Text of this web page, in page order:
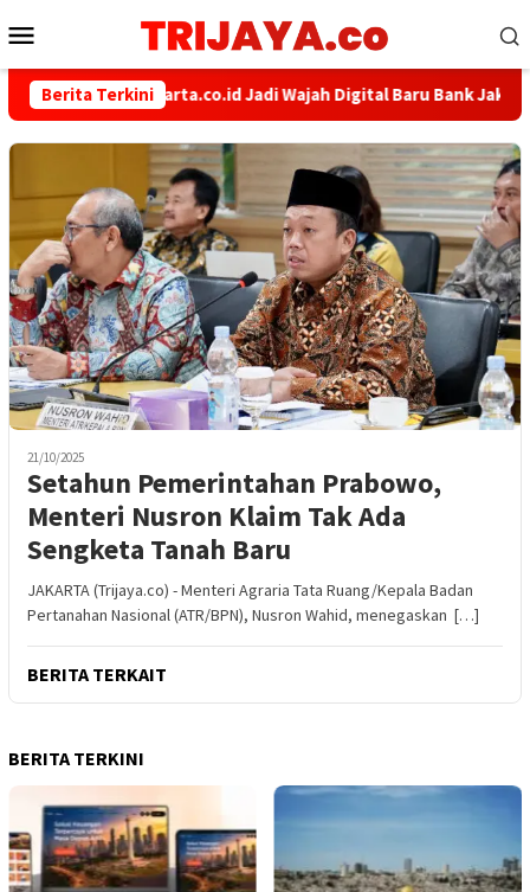
ke
Mobile
Berita Terkini
bankjakarta.co.id Jadi Wajah Digital Baru Bank Jakarta,
21/10/2025
Setahun Pemerintahan Prabowo,
Menteri Nusron Klaim Tak Ada
Sengketa Tanah Baru
JAKARTA (Trijaya.co) - Menteri Agraria Tata Ruang/Kepala Badan
Pertanahan Nasional (ATR/BPN), Nusron Wahid, menegaskan […]
BERITA TERKAIT
BERITA TERKINI